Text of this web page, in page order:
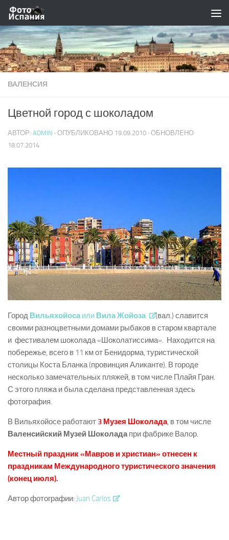
Skip to content
ВАЛЕНСИЯ
Цветной город с шоколадом
АВТОР: ADMIN · ОПУБЛИКОВАНО 19.09.2010 · ОБНОВЛЕНО
18.07.2014
Город Вильяхойосаили Вила Жойоза
(вал.) славится
своими разноцветными домами рыбаков в старом квартале
и фестивалем шоколада «Шоколатиссима». Находится на
побережье, всего в 11 км от Бенидорма, туристической
столицы Коста Бланка (провинция Аликанте). В городе
несколько замечательных пляжей, в том числе Плайя Гран.
С этого пляжа и была сделана представленная здесь
фотография.
В Вильяхойосе работают 3 Музея Шоколада, в том числе
Валенсийский Музей Шоколадапри фабрике Валор.
Местный праздник «Мавров и христиан» отнесен к
праздникам Международного туристического значения
(конец июля).
Автор фотографии: Juan Carlos